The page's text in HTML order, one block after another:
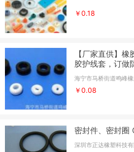
￥0.18
【厂家直供】
胶护线套，订做
海宁市马桥街道鸣峰
￥0.08
密封件、密封圈
深圳市正达橡塑科技